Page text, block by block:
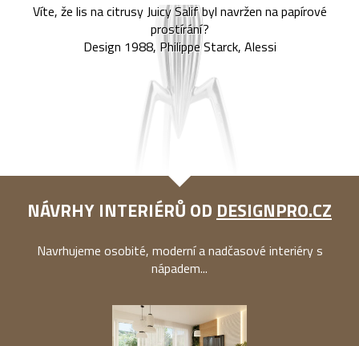
Víte, že lis na citrusy Juicy Salif byl navržen na papírové
prostírání?
Design 1988, Philippe Starck, Alessi
NÁVRHY INTERIÉRŮ OD DESIGNPRO.CZ
Navrhujeme osobité, moderní a nadčasové interiéry s
nápadem...